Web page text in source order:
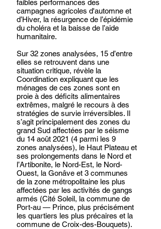
faibles performances des
campagnes agricoles d'automne et
d’Hiver, la résurgence de l’épidémie
du choléra et la baisse de l’aide
humanitaire.
Sur 32 zones analysées, 15 d’entre
elles se retrouvent dans une
situation critique, révèle la
Coordination expliquant que les
ménages de ces zones sont en
proie à des déficits alimentaires
extrêmes, malgré le recours à des
stratégies de survie irréversibles. Il
s’agit principalement des zones du
grand Sud affectées par le séisme
du 14 août 2021 (4 parmi les 9
zones analysées), le Haut Plateau et
ses prolongements dans le Nord et
l’Artibonite, le Nord-Est, le Nord-
Ouest, la Gonâve et 3 communes
de la zone métropolitaine les plus
affectées par les activités de gangs
armés (Cité Soleil, la commune de
Port-au — Prince, plus précisément
les quartiers les plus précaires et la
commune de Croix-des-Bouquets).